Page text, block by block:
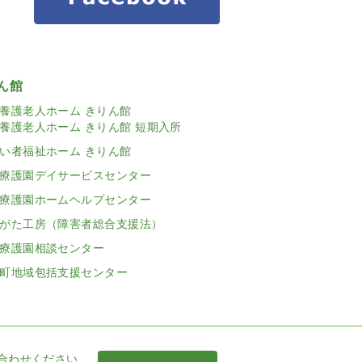
館
護老人ホーム きりん館
護老人ホーム きりん館 短期入所
者福祉ホーム きりん館
護園デイサービスセンター
護園ホームヘルプセンター
た工房（障害者総合支援法）
護園相談センター
地域包括支援センター
わせください